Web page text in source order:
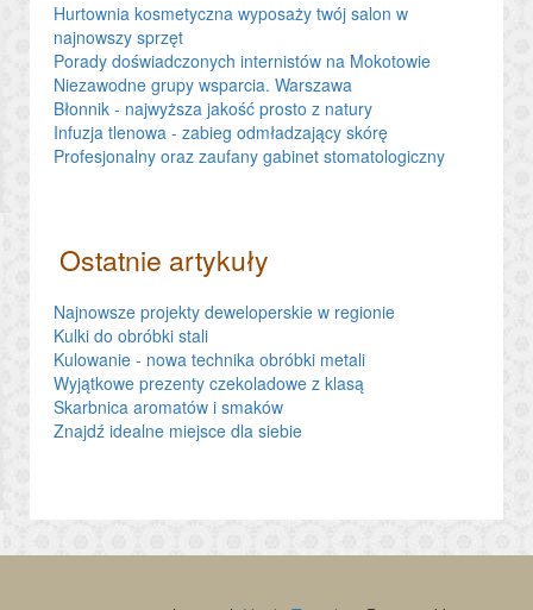
Hurtownia kosmetyczna wyposaży twój salon w
najnowszy sprzęt
Porady doświadczonych internistów na Mokotowie
Niezawodne grupy wsparcia. Warszawa
Błonnik - najwyższa jakość prosto z natury
Infuzja tlenowa - zabieg odmładzający skórę
Profesjonalny oraz zaufany gabinet stomatologiczny
Ostatnie artykuły
Najnowsze projekty deweloperskie w regionie
Kulki do obróbki stali
Kulowanie - nowa technika obróbki metali
Wyjątkowe prezenty czekoladowe z klasą
Skarbnica aromatów i smaków
Znajdź idealne miejsce dla siebie